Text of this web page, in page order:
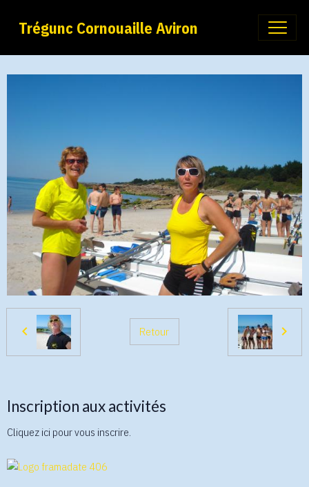
Trégunc Cornouaille Aviron
Retour
Inscription aux activités
Cliquez ici pour vous inscrire.